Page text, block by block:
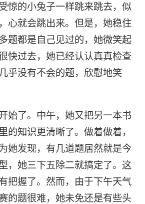
惊的小兔子一样跳来跳去，似
心就会跳出来。但是，她稳住
题都是自己见过的，她微笑起
快过去，她已经认认真真检查
乎没有不会的题，欣慰地笑
始了。中午，她又把另一本书
的知识更清晰了。做着做着，
她发现，有几道题居然就是今
，她三下五除二就搞定了。这
把握了。然而，由于下午天气
的题很难，她未免还是有些头